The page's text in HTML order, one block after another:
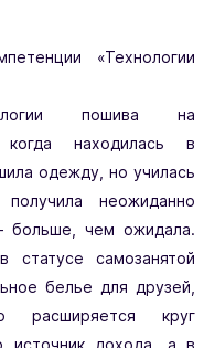
«Технологии
пошива на
когда находилась в
одежду, но училась
неожиданно
больше, чем ожидала.
статусе самозанятой
белье для друзей,
расширяется круг
источник дохода, а в